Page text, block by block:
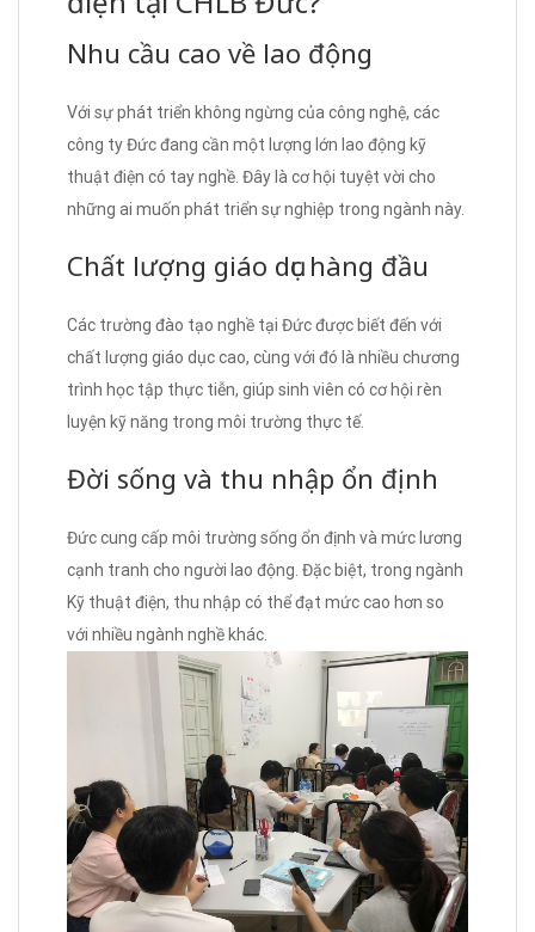
Nhu cầu cao về lao động
Với sự phát triển không ngừng của công nghệ, các
công ty Đức đang cần một lượng lớn lao động kỹ
thuật điện có tay nghề. Đây là cơ hội tuyệt vời cho
những ai muốn phát triển sự nghiệp trong ngành này.
Chất lượng giáo dục hàng đầu
Các trường đào tạo nghề tại Đức được biết đến với
chất lượng giáo dục cao, cùng với đó là nhiều chương
trình học tập thực tiễn, giúp sinh viên có cơ hội rèn
luyện kỹ năng trong môi trường thực tế.
Đời sống và thu nhập ổn định
Đức cung cấp môi trường sống ổn định và mức lương
cạnh tranh cho người lao động. Đặc biệt, trong ngành
Kỹ thuật điện, thu nhập có thể đạt mức cao hơn so
với nhiều ngành nghề khác.